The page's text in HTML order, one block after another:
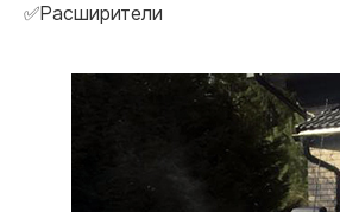
✅Расширители